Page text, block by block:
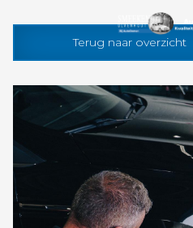
Terug naar overzicht